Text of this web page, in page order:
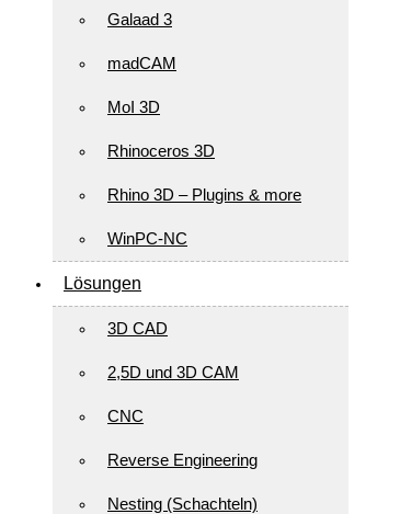
Galaad 3
madCAM
MoI 3D
Rhinoceros 3D
Rhino 3D – Plugins & more
WinPC-NC
Lösungen
3D CAD
2,5D und 3D CAM
CNC
Reverse Engineering
Nesting (Schachteln)